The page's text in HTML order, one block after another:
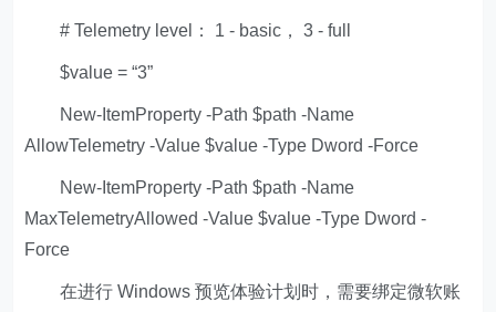
# Telemetry level： 1 - basic， 3 - full
$value = “3”
New-ItemProperty -Path $path -Name
AllowTelemetry -Value $value -Type Dword -Force
New-ItemProperty -Path $path -Name
MaxTelemetryAllowed -Value $value -Type Dword -
Force
在进行 Windows 预览体验计划时，需要绑定微软账